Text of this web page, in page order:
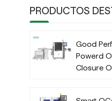
PRODUCTOS
Good
Powerd
Closure